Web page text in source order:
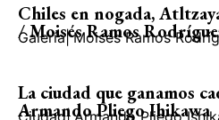
Chiles en nogada,
/ Moisés Ramos
Galería| Moisés Ramos
La ciudad que ganamos
Armando Pliego Ihikawa
Ciudad| Armando Pliego